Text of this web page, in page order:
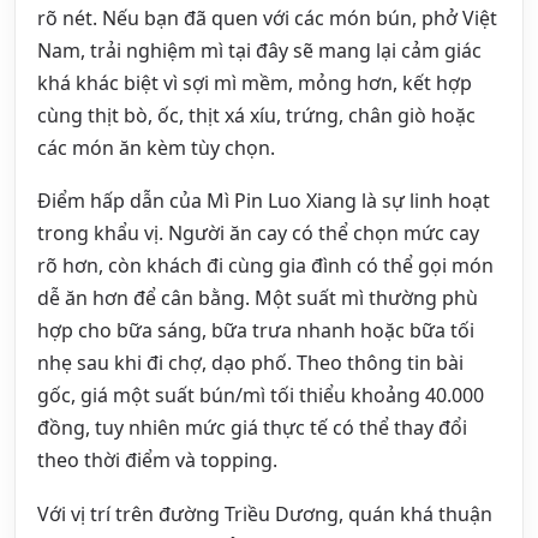
rõ nét. Nếu bạn đã quen với các món bún, phở Việt
Nam, trải nghiệm mì tại đây sẽ mang lại cảm giác
khá khác biệt vì sợi mì mềm, mỏng hơn, kết hợp
cùng thịt bò, ốc, thịt xá xíu, trứng, chân giò hoặc
các món ăn kèm tùy chọn.
Điểm hấp dẫn của Mì Pin Luo Xiang là sự linh hoạt
trong khẩu vị. Người ăn cay có thể chọn mức cay
rõ hơn, còn khách đi cùng gia đình có thể gọi món
dễ ăn hơn để cân bằng. Một suất mì thường phù
hợp cho bữa sáng, bữa trưa nhanh hoặc bữa tối
nhẹ sau khi đi chợ, dạo phố. Theo thông tin bài
gốc, giá một suất bún/mì tối thiểu khoảng 40.000
đồng, tuy nhiên mức giá thực tế có thể thay đổi
theo thời điểm và topping.
Với vị trí trên đường Triều Dương, quán khá thuận